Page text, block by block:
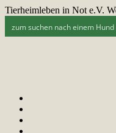
Tierheimleben in Not e.V.